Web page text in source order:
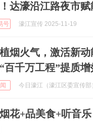
达濠沿江路夜市
号 濠江宣传 2025-11-19
烟火气，激活新
百千万工程”提质增
今日濠江（濠江区委宣传
花+品美食+听音